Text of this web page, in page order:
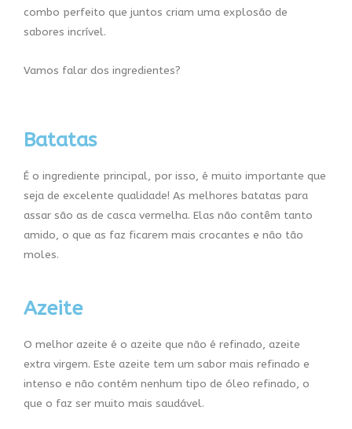
combo perfeito que juntos criam uma explosão de
sabores incrível.
Vamos falar dos ingredientes?
Batatas
É o ingrediente principal, por isso, é muito importante que
seja de excelente qualidade! As melhores batatas para
assar são as de casca vermelha. Elas não contêm tanto
amido, o que as faz ficarem mais crocantes e não tão
moles.
Azeite
O melhor azeite é o azeite que não é refinado, azeite
extra virgem. Este azeite tem um sabor mais refinado e
intenso e não contém nenhum tipo de óleo refinado, o
que o faz ser muito mais saudável.